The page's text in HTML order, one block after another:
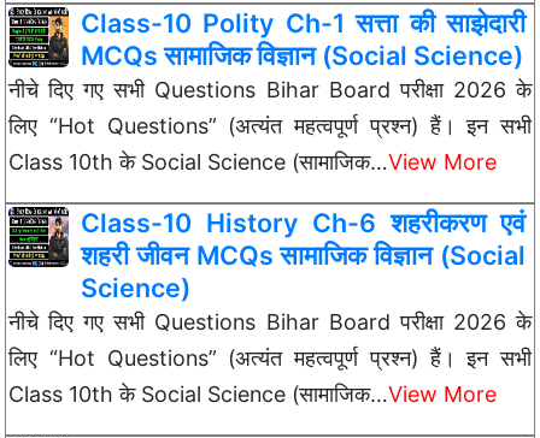
Class-10 Polity Ch-1 सत्ता की साझेदारी
MCQs सामाजिक विज्ञान (Social Science)
नीचे दिए गए सभी Questions Bihar Board परीक्षा 2026 के
लिए “Hot Questions” (अत्यंत महत्वपूर्ण प्रश्न) हैं। इन सभी
Class 10th के Social Science (सामाजिक…View More
Class-10 History Ch-6 शहरीकरण एवं
शहरी जीवन MCQs सामाजिक विज्ञान (Social
Science)
नीचे दिए गए सभी Questions Bihar Board परीक्षा 2026 के
लिए “Hot Questions” (अत्यंत महत्वपूर्ण प्रश्न) हैं। इन सभी
Class 10th के Social Science (सामाजिक…View More